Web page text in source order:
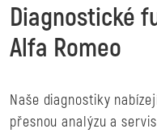
Diagnostické
Alfa Romeo
Naše diagnostiky
přesnou analýzu a